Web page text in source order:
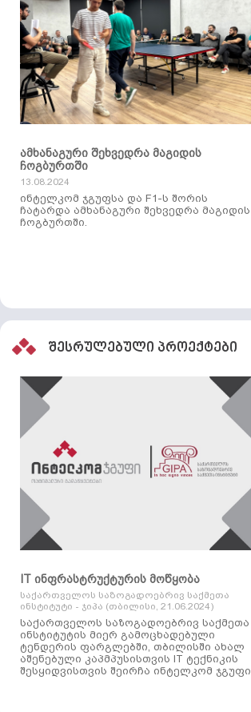
ამხანაგური შეხვედრა მაგიდის
ჩოგბურთში
13.08.2024
ინტელკომ ჯგუფსა და F1-ს შორის
ჩატარდა ამხანაგური შეხვედრა მაგიდის
ჩოგბურთში.
შესრულებული პროექტები
IT ინფრასტრუქტურის მოწყობა
საქართველოს საზოგადოებრივ საქმეთა
ინსტიტუტი - ჯიპა (თბილისი, 21.06.2024)
საქართველოს საზოგადოებრივ საქმეთა
ინსტიტუტის მიერ გამოცხადებული
ტენდერის ფარგლებში, თბილისში ახალ
აშენებული კაპმპუსისთვის IT ტექნიკის
შესყიდვისთვის შეირჩა ინტელკომ ჯგუფი.